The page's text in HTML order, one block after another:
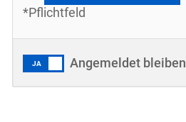
*Pflichtfeld
Angemeldet bleiben